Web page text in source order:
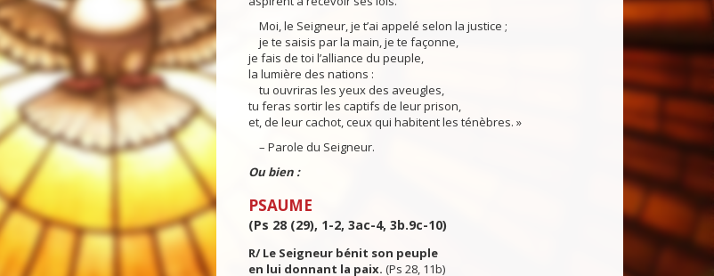
Moi, le Seigneur, je t’ai appelé selon la justice ;
je te saisis par la main, je te façonne,
je fais de toi l’alliance du peuple,
la lumière des nations :
tu ouvriras les yeux des aveugles,
tu feras sortir les captifs de leur prison,
et, de leur cachot, ceux qui habitent les ténèbres. »
– Parole du Seigneur.
Ou bien :
PSAUME
(Ps 28 (29), 1-2, 3ac-4, 3b.9c-10)
R/ Le Seigneur bénit son peuple
en lui donnant la paix. (Ps 28, 11b)